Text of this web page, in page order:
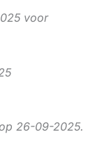
voor
26-09-2025.